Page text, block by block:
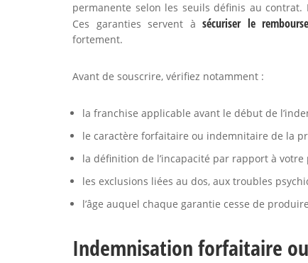
permanente selon les seuils définis au contrat.
Ces garanties servent àsécuriser le
fortement.
Avant de souscrire, vérifiez notamment :
la franchise applicable avant le début de
le caractère forfaitaire ou indemnitaire de la
la définition de l’incapacité par rapport à votre
les exclusions liées au dos, aux troubles
l’âge auquel chaque garantie cesse de
Indemnisation forfaitaire